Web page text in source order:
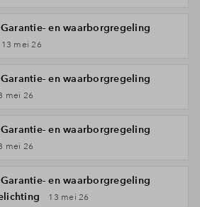
en waarborgregeling
13 mei 26
en waarborgregeling
mei 26
en waarborgregeling
mei 26
en waarborgregeling
13 mei 26